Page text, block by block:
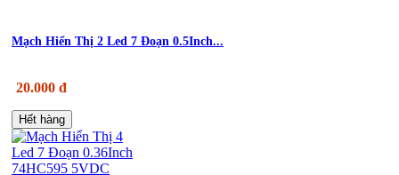
Mạch Hiển Thị 2 Led 7 Đoạn 0.5Inch...
20.000 đ
Hết hàng